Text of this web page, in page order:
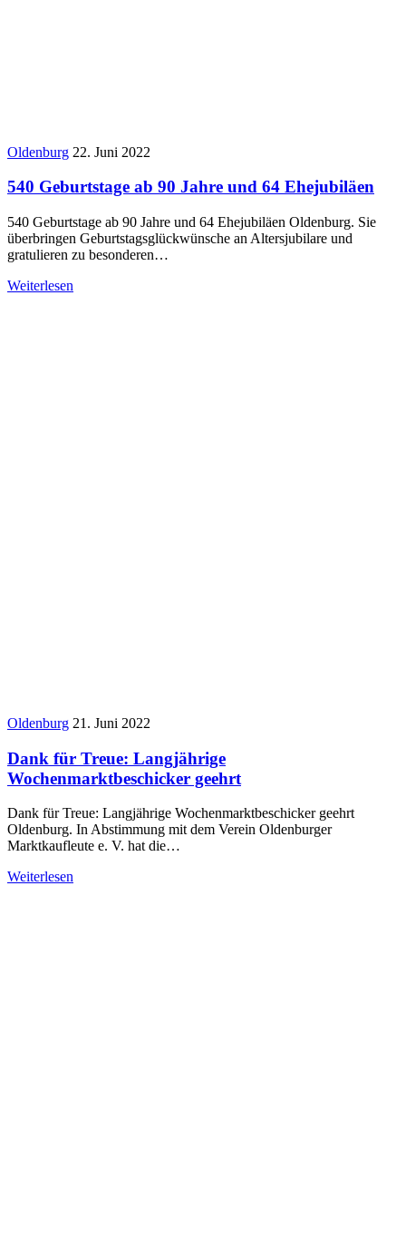
Oldenburg 22. Juni 2022
540 Geburtstage ab 90 Jahre und 64 Ehejubiläen
540 Geburtstage ab 90 Jahre und 64 Ehejubiläen Oldenburg. Sie
überbringen Geburtstagsglückwünsche an Altersjubilare und
gratulieren zu besonderen…
Weiterlesen
Oldenburg 21. Juni 2022
Dank für Treue: Langjährige
Wochenmarktbeschicker geehrt
Dank für Treue: Langjährige Wochenmarktbeschicker geehrt
Oldenburg. In Abstimmung mit dem Verein Oldenburger
Marktkaufleute e. V. hat die…
Weiterlesen